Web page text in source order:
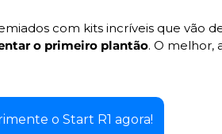
com kits incríveis que vão
o primeiro plantão. O melhor,
o Start R1 agora!